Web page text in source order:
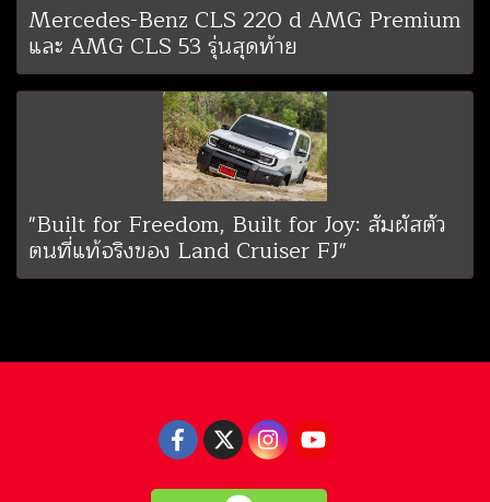
Mercedes-Benz CLS 220 d AMG Premium
และ AMG CLS 53 รุ่นสุดท้าย
"Built for Freedom, Built for Joy: สัมผัสตัว
ตนที่แท้จริงของ Land Cruiser FJ"